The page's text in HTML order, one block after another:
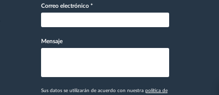
Correo electrónico *
Mensaje
Sus datos se utilizarán de acuerdo con nuestra política de